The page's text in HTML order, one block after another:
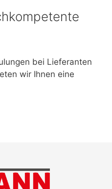
bei Lieferanten
wir Ihnen eine